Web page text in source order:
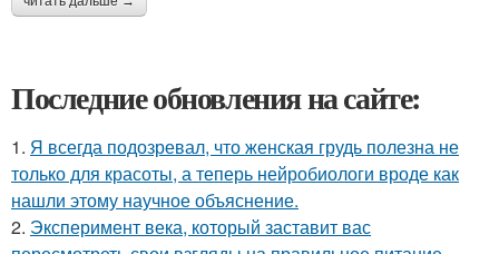
Последние обновления на сайте:
1. Я всегда подозревал, что женская грудь полезна не
только для красоты, а теперь нейробиологи вроде как
нашли этому научное объяснение.
2. Эксперимент века, который заставит вас